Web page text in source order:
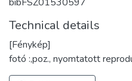
Technical details
[Fénykép]
fotó :,poz., nyomtatott